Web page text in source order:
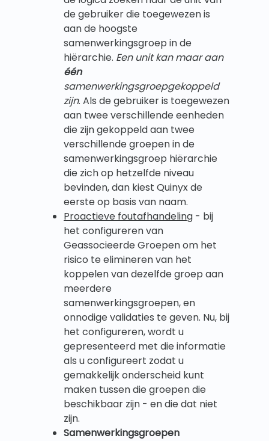
de gebruiker die toegewezen is
aan de hoogste
samenwerkingsgroep in de
hiërarchie. Een unit kan maar aan
één
samenwerkingsgroepgekoppeld
zijn. Als de gebruiker is toegewezen
aan twee verschillende eenheden
die zijn gekoppeld aan twee
verschillende groepen in de
samenwerkingsgroep hiërarchie
die zich op hetzelfde niveau
bevinden, dan kiest Quinyx de
eerste op basis van naam.
Proactieve foutafhandeling - bij
het configureren van
Geassocieerde Groepen om het
risico te elimineren van het
koppelen van dezelfde groep aan
meerdere
samenwerkingsgroepen, en
onnodige validaties te geven. Nu, bij
het configureren, wordt u
gepresenteerd met die informatie
als u configureert zodat u
gemakkelijk onderscheid kunt
maken tussen die groepen die
beschikbaar zijn - en die dat niet
zijn.
Samenwerkingsgroepen